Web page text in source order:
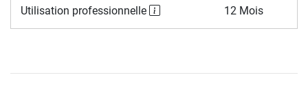
Utilisation professionnelle 12 Mois